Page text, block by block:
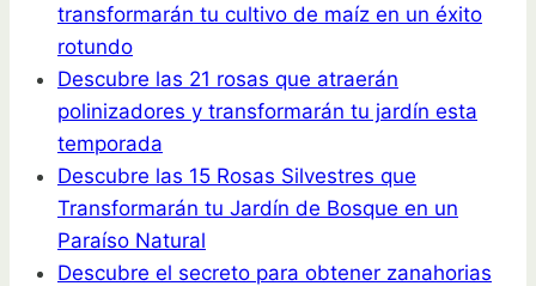
transformarán tu cultivo de maíz en un éxito
rotundo
Descubre las 21 rosas que atraerán
polinizadores y transformarán tu jardín esta
temporada
Descubre las 15 Rosas Silvestres que
Transformarán tu Jardín de Bosque en un
Paraíso Natural
Descubre el secreto para obtener zanahorias